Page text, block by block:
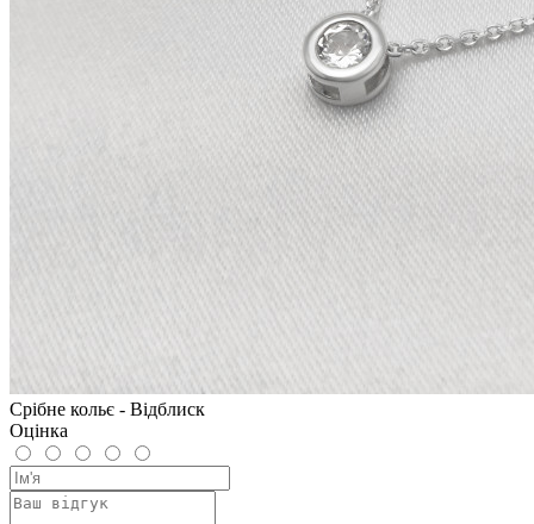
Срібне кольє - Відблиск
Оцінка